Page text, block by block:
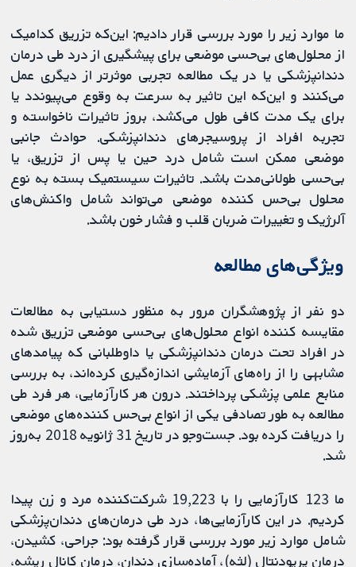
ما موارد زیر را مورد بررسی قرار دادیم: این‌که تزریق کدامیک
از محلول‌های بی‌حسی موضعی برای پیشگیری از درد طی درمان
دندانپزشکی یا در یک مطالعه تجربی موثرتر از دیگری عمل
می‌کنند و این‌که این تاثیر به سرعت به وقوع می‌پیوندد یا
برای یک مدت کافی طول می‌کشد، بروز تاثیرات ناخواسته و
تجربه افراد از پروسیجرهای دندانپزشکی. حوادث جانبی
موضعی ممکن است شامل درد حین یا پس از تزریق، یا
بی‌حسی طولانی‌مدت باشد. تاثیرات سیستمیک بسته به نوع
محلول بی‌حس کننده موضعی می‌تواند شامل واکنش‌های
آلرژیک و تغییرات ضربان قلب و فشار خون باشد.
ویژگی‌های مطالعه
دو نفر از پژوهشگران مرور به منظور دستیابی به مطالعات
مقایسه کننده انواع محلول‌های بی‌حسی موضعی تزریق شده
در افراد تحت درمان دندانپزشکی یا داوطلبانی که پیامدهای
مشابهی را از راه‌های آزمایشی اندازه‌گیری کرده‌اند، به بررسی
منابع علمی پزشکی پرداختند. درون هر کارآزمایی، هر فرد طی
مطالعه به طور تصادفی یکی از انواع بی‌حس کننده‌های موضعی
را دریافت کرده بود. جست‌وجو در تاریخ 31 ژانویه 2018 به‌روز
شد.
ما 123 کارآزمایی را با 19,223 شرکت‌کننده مرد و زن پیدا
کردیم. در این کارآزمایی‌ها، درد طی درمان‌های دندان‌پزشکی
شامل موارد زیر مورد بررسی قرار گرفته بود: جراحی، کشیدن،
درمان پریودنتال (لثه)، آماده‌سازی دندان، درمان کانال ریشه،